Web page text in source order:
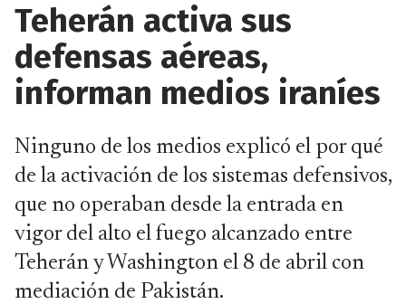
Teherán activa sus
defensas aéreas,
informan medios iraníes
Ninguno de los medios explicó el por qué
de la activación de los sistemas defensivos,
que no operaban desde la entrada en
vigor del alto el fuego alcanzado entre
Teherán y Washington el 8 de abril con
mediación de Pakistán.